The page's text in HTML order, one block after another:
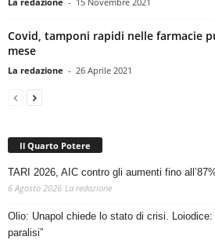
Covid, tamponi rapidi nelle farmacie
mese
La redazione - 26 Aprile 2021
Il Quarto Potere
TARI 2026, AIC contro gli aumenti fino
6 Agosto 2026 La redazione
Olio: Unapol chiede lo stato di crisi.
paralisi”